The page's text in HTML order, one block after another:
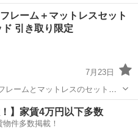
。寝れなくもないです。 プロ
掛けお願いいたします。
レーム＋マットレスセット
引き取り限定
7月23日
ームとマットレスのセットで
だお使いいただけます。 状態
ド
】家賃4万円以下多数
物件多数掲載！